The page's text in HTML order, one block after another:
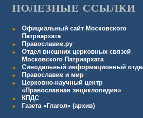
ПОЛЕЗНЫЕ ССЫЛКИ
Официальный сайт Московского
Патриархата
Православие.ру
Отдел внешних церковных связей
Московского Патриархата
Синодальный информационный
Православие и мир
Церковно-научный центр
«Православная энциклопедия»
КПДС
Газета «Глагол» (архив)